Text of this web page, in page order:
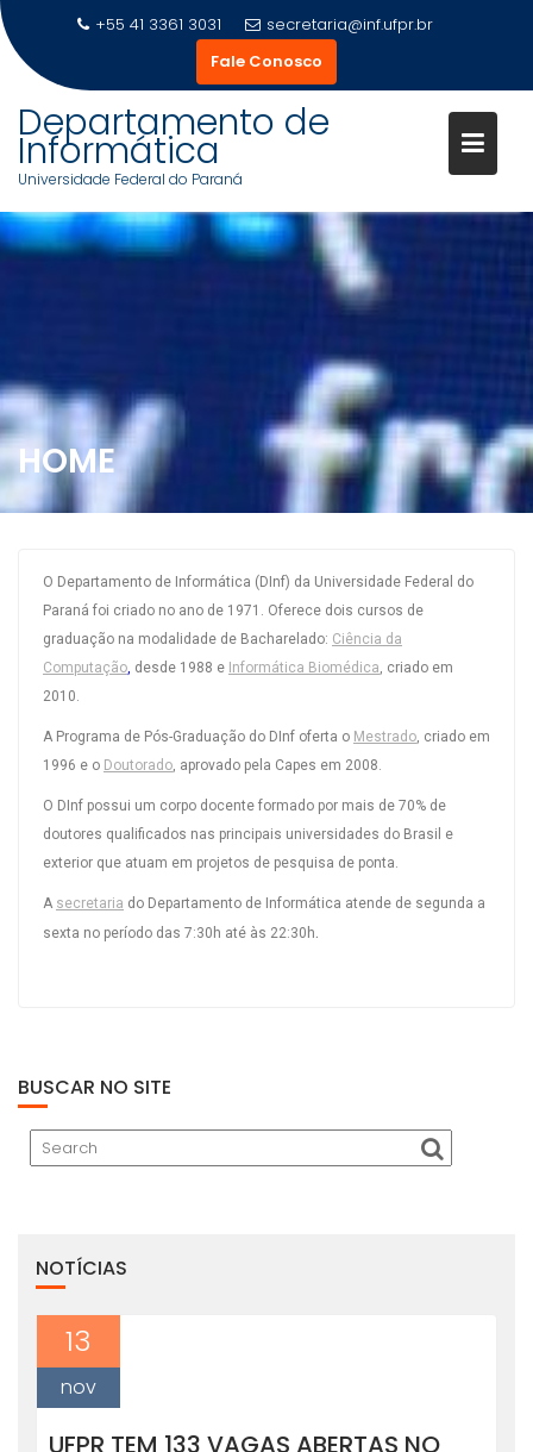
+55 41 3361 3031
secretaria@inf.ufpr.br
Fale Conosco
Departamento de
Informática
Universidade Federal do Paraná
HOME
O Departamento de Informática (DInf) da Universidade Federal do
Paraná foi criado no ano de 1971. Oferece dois cursos de
graduação na modalidade de Bacharelado: Ciência da
Computação, desde 1988 e Informática Biomédica, criado em
2010.
A Programa de Pós-Graduação do DInf oferta o Mestrado, criado em
1996 e o Doutorado, aprovado pela Capes em 2008.
O DInf possui um corpo docente formado por mais de 70% de
doutores qualificados nas principais universidades do Brasil e
exterior que atuam em projetos de pesquisa de ponta.
A secretaria do Departamento de Informática atende de segunda a
sexta no período das 7:30h até às 22:30h.
BUSCAR NO SITE
NOTÍCIAS
13
nov
UFPR TEM 133 VAGAS ABERTAS NO